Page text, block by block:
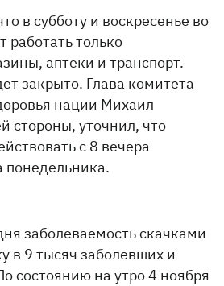
в субботу и воскресенье во
работать только
аптеки и транспорт.
закрыто. Глава комитета
нации Михаил
стороны, уточнил, что
с 8 вечера
понедельника.
заболеваемость скачками
в 9 тысяч заболевших и
состоянию на утро 4 ноября